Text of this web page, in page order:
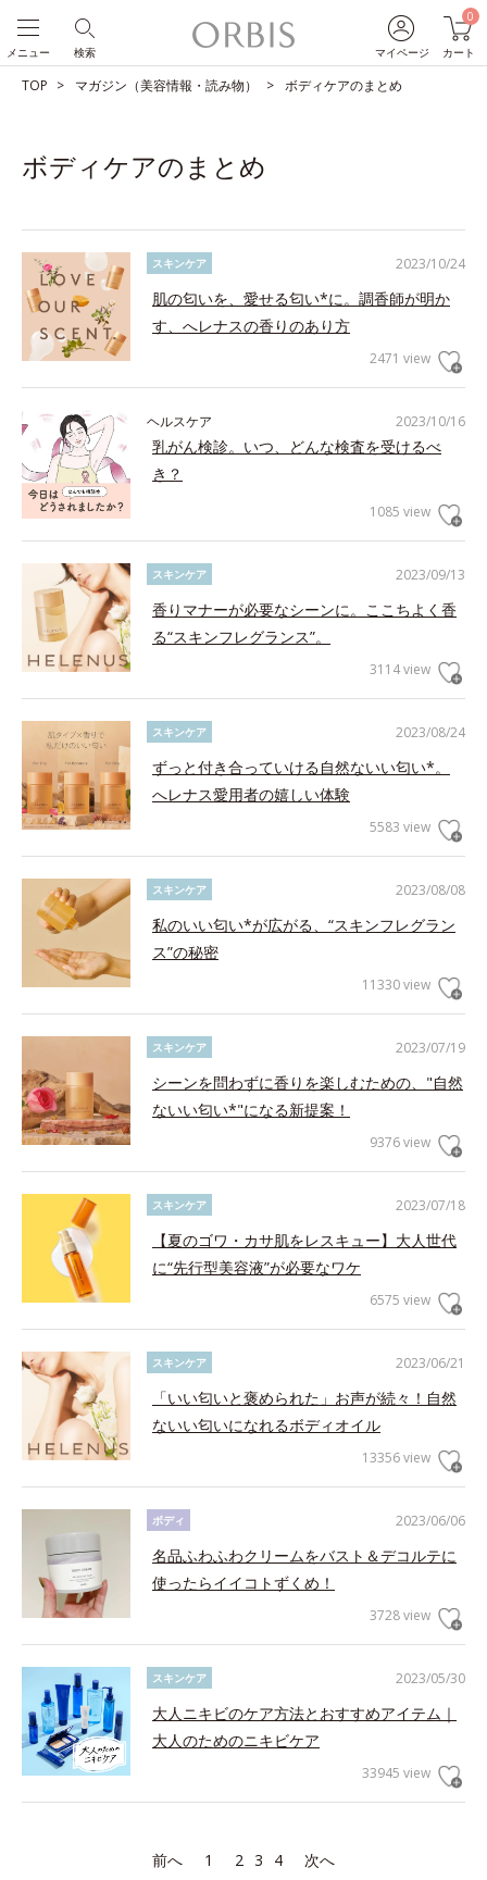
マイページ
0
カート
検索
メニュー
TOP マガジン（美容情報・読み物） ボディケアのまとめ
ボディケアのまとめ
2023/10/24
スキンケア
肌の匂いを、愛せる匂い*に。調香師が明か
す、へレナスの香りのあり方
2471 view
2023/10/16
ヘルスケア
乳がん検診。いつ、どんな検査を受けるべ
き？
1085 view
2023/09/13
スキンケア
香りマナーが必要なシーンに。ここちよく香
る“スキンフレグランス”。
3114 view
2023/08/24
スキンケア
ずっと付き合っていける自然ないい匂い*。
へレナス愛用者の嬉しい体験
5583 view
2023/08/08
スキンケア
私のいい匂い*が広がる、“スキンフレグラン
ス”の秘密
11330 view
2023/07/19
スキンケア
シーンを問わずに香りを楽しむための、"自然
ないい匂い*"になる新提案！
9376 view
2023/07/18
スキンケア
【夏のゴワ・カサ肌をレスキュー】大人世代
に“先行型美容液”が必要なワケ
6575 view
2023/06/21
スキンケア
「いい匂いと褒められた」お声が続々！自然
ないい匂いになれるボディオイル
13356 view
2023/06/06
ボディ
名品ふわふわクリームをバスト＆デコルテに
使ったらイイコトずくめ！
3728 view
2023/05/30
スキンケア
大人ニキビのケア方法とおすすめアイテム｜
大人のためのニキビケア
33945 view
前へ 1 2 3 4 次へ